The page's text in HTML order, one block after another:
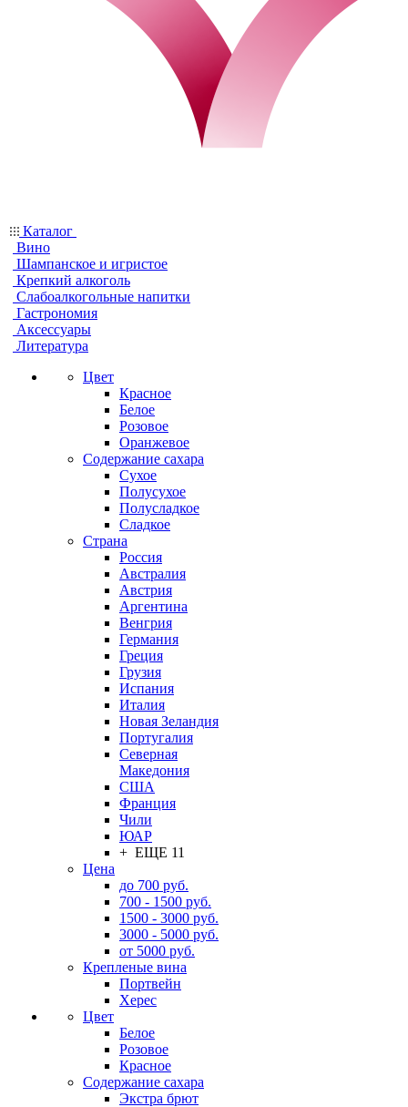
Каталог
Вино
Шампанское и игристое
Крепкий алкоголь
Слабоалкогольные напитки
Гастрономия
Аксессуары
Литература
Цвет
Красное
Белое
Розовое
Оранжевое
Содержание сахара
Сухое
Полусухое
Полусладкое
Сладкое
Страна
Россия
Австралия
Австрия
Аргентина
Венгрия
Германия
Греция
Грузия
Испания
Италия
Новая Зеландия
Португалия
Северная
Македония
США
Франция
Чили
ЮАР
+ ЕЩЕ 11
Цена
до 700 руб.
700 - 1500 руб.
1500 - 3000 руб.
3000 - 5000 руб.
от 5000 руб.
Крепленые вина
Портвейн
Херес
Цвет
Белое
Розовое
Красное
Содержание сахара
Экстра брют